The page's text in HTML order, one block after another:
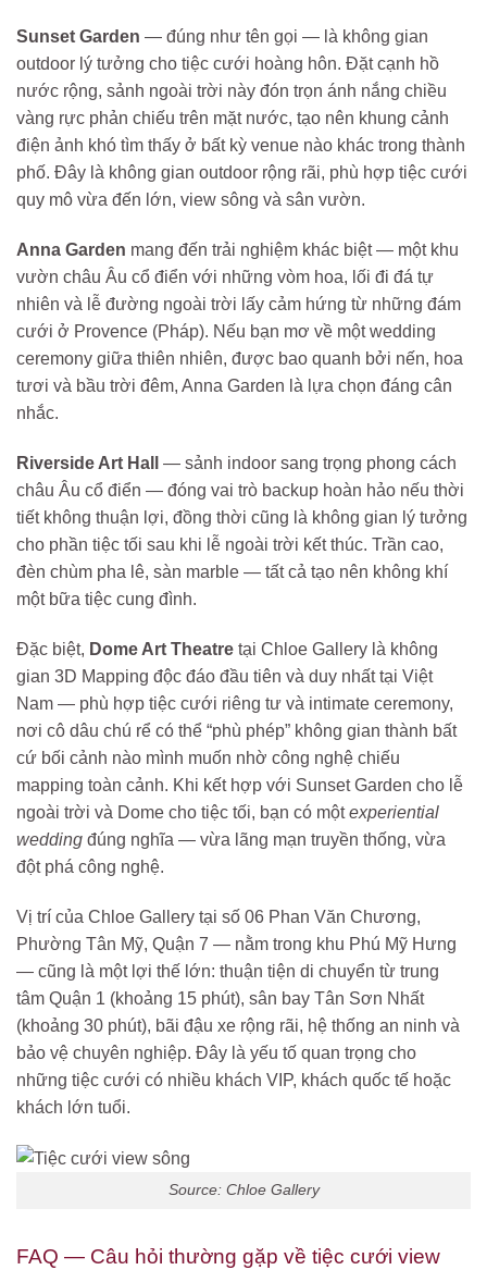
Sunset Garden — đúng như tên gọi — là không gian
outdoor lý tưởng cho tiệc cưới hoàng hôn. Đặt cạnh hồ
nước rộng, sảnh ngoài trời này đón trọn ánh nắng chiều
vàng rực phản chiếu trên mặt nước, tạo nên khung cảnh
điện ảnh khó tìm thấy ở bất kỳ venue nào khác trong thành
phố. Đây là không gian outdoor rộng rãi, phù hợp tiệc cưới
quy mô vừa đến lớn, view sông và sân vườn.
Anna Garden mang đến trải nghiệm khác biệt — một khu
vườn châu Âu cổ điển với những vòm hoa, lối đi đá tự
nhiên và lễ đường ngoài trời lấy cảm hứng từ những đám
cưới ở Provence (Pháp). Nếu bạn mơ về một wedding
ceremony giữa thiên nhiên, được bao quanh bởi nến, hoa
tươi và bầu trời đêm, Anna Garden là lựa chọn đáng cân
nhắc.
Riverside Art Hall
— sảnh indoor sang trọng phong cách
châu Âu cổ điển — đóng vai trò backup hoàn hảo nếu thời
tiết không thuận lợi, đồng thời cũng là không gian lý tưởng
cho phần tiệc tối sau khi lễ ngoài trời kết thúc. Trần cao,
đèn chùm pha lê, sàn marble — tất cả tạo nên không khí
một bữa tiệc cung đình.
Đặc biệt, Dome Art Theatre tại Chloe Gallery là không
gian 3D Mapping độc đáo đầu tiên và duy nhất tại Việt
Nam — phù hợp tiệc cưới riêng tư và intimate ceremony,
nơi cô dâu chú rể có thể “phù phép” không gian thành bất
cứ bối cảnh nào mình muốn nhờ công nghệ chiếu
mapping toàn cảnh. Khi kết hợp với Sunset Garden cho lễ
ngoài trời và Dome cho tiệc tối, bạn có mộtexperiential
wedding đúng nghĩa — vừa lãng mạn truyền thống, vừa
đột phá công nghệ.
Vị trí của Chloe Gallery tại số 06 Phan Văn Chương,
Phường Tân Mỹ, Quận 7 — nằm trong khu Phú Mỹ Hưng
— cũng là một lợi thế lớn: thuận tiện di chuyển từ trung
tâm Quận 1 (khoảng 15 phút), sân bay Tân Sơn Nhất
(khoảng 30 phút), bãi đậu xe rộng rãi, hệ thống an ninh và
bảo vệ chuyên nghiệp. Đây là yếu tố quan trọng cho
những tiệc cưới có nhiều khách VIP, khách quốc tế hoặc
khách lớn tuổi.
Source: Chloe Gallery
FAQ — Câu hỏi thường gặp về tiệc cưới view